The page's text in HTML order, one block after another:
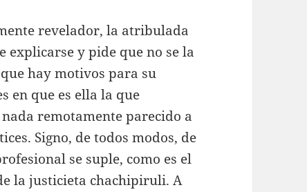
revelador, la atribulada
explicarse y pide que no se la
hay motivos para su
en que es ella la que
remotamente parecido a
Signo, de todos modos, de
se suple, como es el
la justicieta chachipiruli. A